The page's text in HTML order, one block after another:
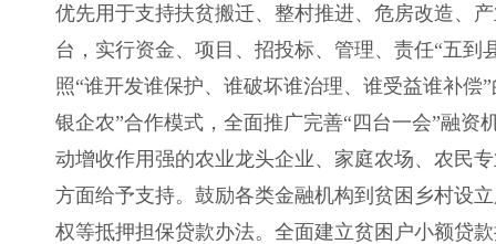
优先用于支持扶贫搬迁、整村推进、危房改造、
台，实行资金、项目、招投标、管理、责任“五
照“谁开发谁保护、谁破坏谁治理、谁受益谁补
银企农”合作模式，全面推广完善“四台一会”融
动增收作用强的农业龙头企业、家庭农场、农民
方面给予支持。鼓励各类金融机构到贫困乡村设
权等抵押担保贷款办法。全面建立贫困户小额贷